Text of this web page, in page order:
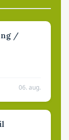
/
06. aug.